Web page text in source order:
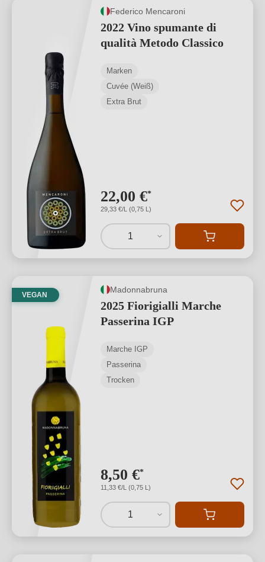
Federico Mencaroni
2022 Vino spumante di
qualità Metodo Classico
Marken
Cuvée (Weiß)
Extra Brut
22,00 €*
29,33 €/L (0,75 L)
1
VEGAN
Madonnabruna
2025 Fiorigialli Marche
Passerina IGP
Marche IGP
Passerina
Trocken
8,50 €*
11,33 €/L (0,75 L)
1